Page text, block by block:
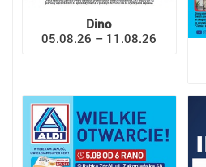
Dino
05.08.26 – 11.08.26